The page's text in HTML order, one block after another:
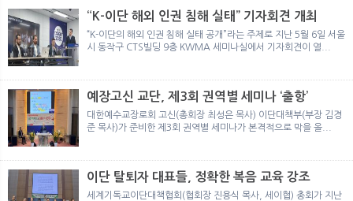
“K-이단 해외 인권 침해 실태” 기자회견 개최
“K-이단의 해외 인권 침해 실태 공개”라는 주제로 지난 5월 6일 서울
시 동작구 CTS빌딩 9층 KWMA 세미나실에서 기자회견이 열...
예장고신 교단, 제3회 권역별 세미나 ‘출항’
대한예수교장로회 고신(총회장 최성은 목사) 이단대책부(부장 김경
준 목사)가 준비한 제3회 권역별 세미나가 본격적으로 막을 올...
이단 탈퇴자 대표들, 정확한 복음 교육 강조
세계기독교이단대책협회(협회장 진용식 목사, 세이협) 총회가 지난